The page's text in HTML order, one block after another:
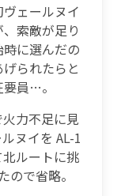
ェールヌイ
索敵が足り
に選んだの
られたらと
員…。
力不足に見
ヌイを AL-1
ルートに挑
ので省略。